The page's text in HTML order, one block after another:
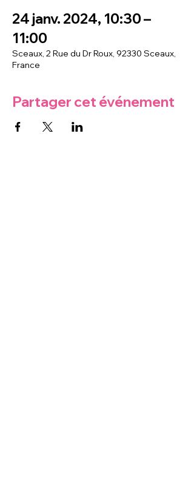
24 janv. 2024, 10:30 –
11:00
Sceaux, 2 Rue du Dr Roux, 92330 Sceaux,
France
Partager cet événement